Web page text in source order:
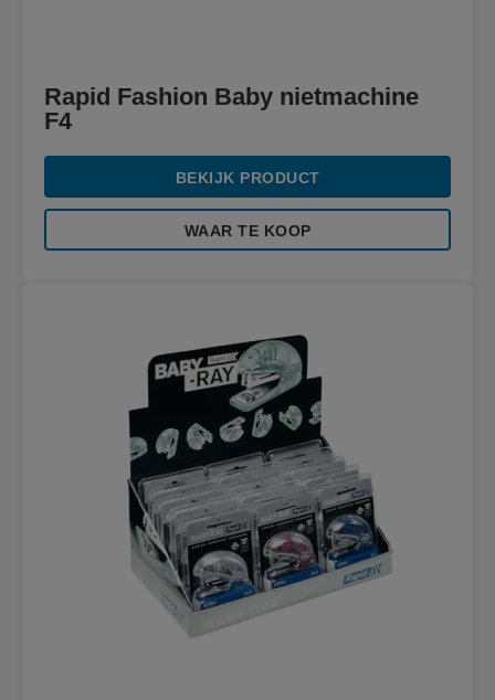
Rapid Fashion Baby nietmachine
F4
BEKIJK PRODUCT
WAAR TE KOOP